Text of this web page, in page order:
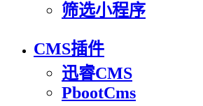
筛选小程序
CMS插件
迅睿CMS
PbootCms